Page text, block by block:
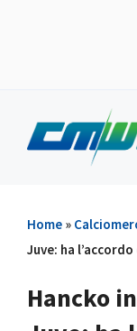
contenuto
Home »
Juve: ha
Hancko